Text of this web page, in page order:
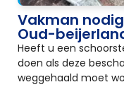
Vakman
Oud-
Heeft u een
doen als deze
weggehaald moet